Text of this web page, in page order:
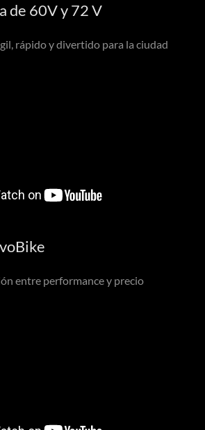
de 60V y 72 V
rápido y divertido para la ciudad
entre performance y precio